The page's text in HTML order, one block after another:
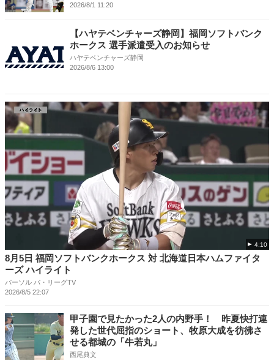
2026/8/1 11:20
【ハヤテベンチャーズ静岡】福岡ソフトバンク
ホークス 選手派遣受入のお知らせ
ハヤテベンチャーズ静岡
2026/8/6 13:00
4:10
8月5日 福岡ソフトバンクホークス 対 北海道日本ハムファイタ
ーズ ハイライト
パーソル パ・リーグTV
2026/8/5 22:07
甲子園で見たかった2人の内野手！ 昨夏快打連
発した世代屈指のショート、牧原大成を彷彿さ
せる都城の「牛若丸」
西尾典文